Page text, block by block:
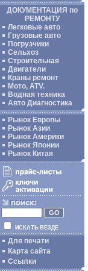
ДОКУМЕНТАЦИЯ по
РЕМОНТУ
Легковые авто
Грузовые авто
Погрузчики
Сельхоз
Строительная
Двигатели
Краны ремонт
Мото, ATV.
Водная техника
Авто Диагностика
Рынок Европы
Рынок Азии
Рынок Америки
Рынок Японии
Рынок Китая
ИСКАТЬ ВЕЗДЕ
Для печати
Карта сайта
Ссылки